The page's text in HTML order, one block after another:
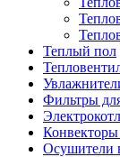
Теплый пол
Фильтры
Осушители